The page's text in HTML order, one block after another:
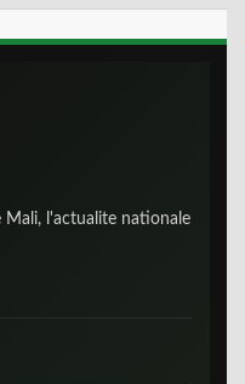
l'actualite nationale